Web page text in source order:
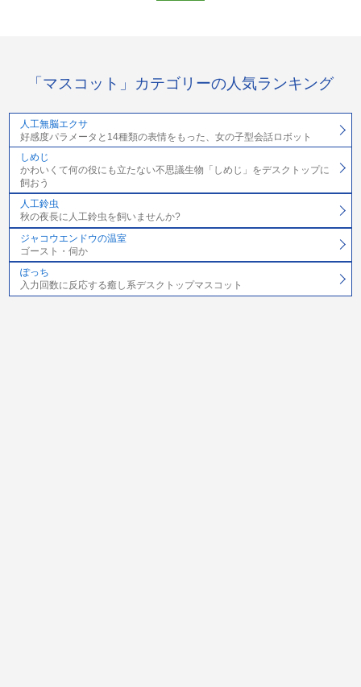
「マスコット」カテゴリーの人気ランキング
人工無脳エクサ
好感度パラメータと14種類の表情をもった、女の子型会話ロボット
しめじ
かわいくて何の役にも立たない不思議生物「しめじ」をデスクトップに
飼おう
人工鈴虫
秋の夜長に人工鈴虫を飼いませんか?
ジャコウエンドウの温室
ゴースト・伺か
ぽっち
入力回数に反応する癒し系デスクトップマスコット